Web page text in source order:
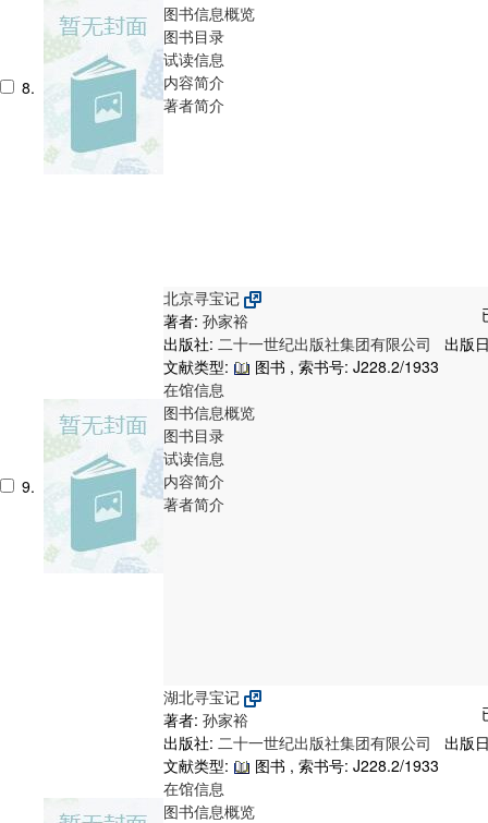
8.
图书信息概览
图书目录
试读信息
内容简介
著者简介
9.
北京寻宝记
著者: 孙家裕
出版社: 二十一世纪出版社集团有限公司
出版
文献类型:
图书 , 索书号: J228.2/1933
在馆信息
图书信息概览
图书目录
试读信息
内容简介
著者简介
湖北寻宝记
著者: 孙家裕
出版社: 二十一世纪出版社集团有限公司
出版
文献类型:
图书 , 索书号: J228.2/1933
在馆信息
图书信息概览